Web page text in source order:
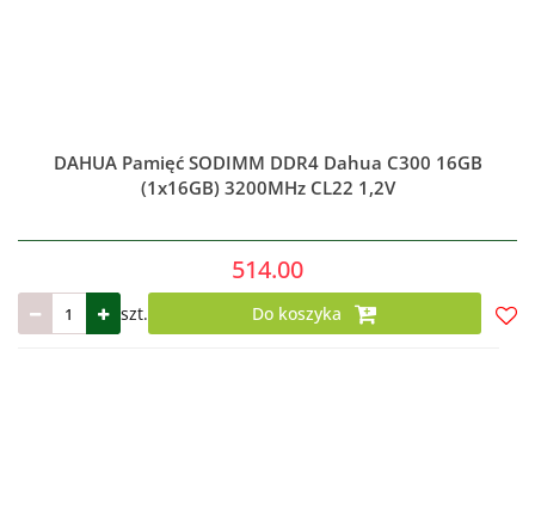
DAHUA Pamięć SODIMM DDR4 Dahua C300 16GB
(1x16GB) 3200MHz CL22 1,2V
514.00
szt. Do koszyka